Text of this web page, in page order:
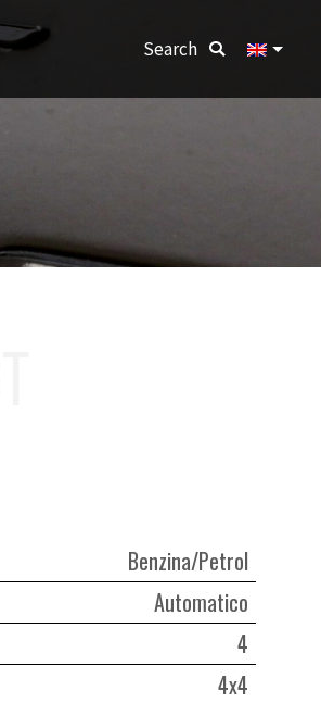
Search:
Search
Benzina/Petrol
Automatico
4
4x4